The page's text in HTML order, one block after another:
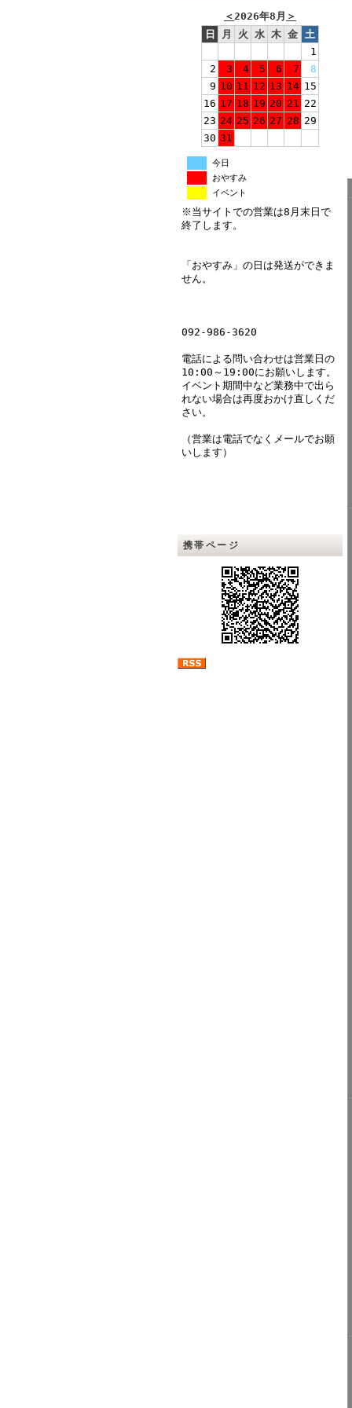
＜2026年8月 ＞
日
月 火 水 木 金 土
1
2
3 4 5 6 7
8
9 10 11 12 13 14 15
16 17 18 19 20 21 22
23 24 25 26 27 28 29
30 31
今日
おやすみ
イベント
※当サイトでの営業は8月末日で
終了します。
「おやすみ」の日は発送ができま
せん。
092-986-3620
電話による問い合わせは営業日の
10:00～19:00にお願いします。
イベント期間中など業務中で出ら
れない場合は再度おかけ直しくだ
さい。
（営業は電話でなくメールでお願
いします）
携帯ページ